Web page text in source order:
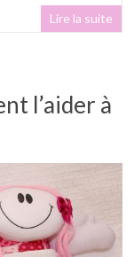
Lire la suite
l’aider à